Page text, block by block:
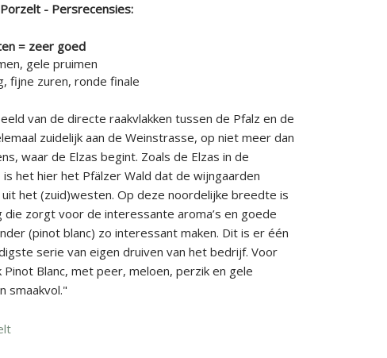
- Persrecensies:
= zeer goed
gele pruimen
fijne zuren, ronde finale
van de directe raakvlakken tussen de Pfalz en de
zuidelijk aan de Weinstrasse, op niet meer dan
waar de Elzas begint. Zoals de Elzas in de
het hier het Pfälzer Wald dat de wijngaarden
het (zuid)westen. Op deze noordelijke breedte is
zorgt voor de interessante aroma’s en goede
(pinot blanc) zo interessant maken. Dit is er één
serie van eigen druiven van het bedrijf. Voor
Blanc, met peer, meloen, perzik en gele
smaakvol."